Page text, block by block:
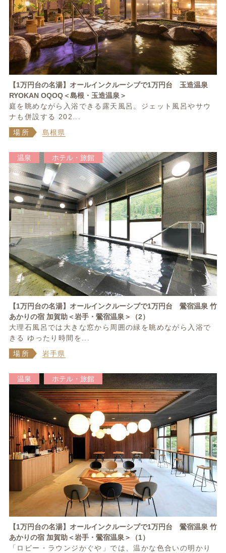
【1万円台の名湯】オールインクルーシブで1万円台 玉造温泉
RYOKAN OQOQ＜島根・玉造温泉＞
庭を眺めながら入浴できる露天風呂。ジェット風呂やサウ
ナも併設する 202...
場所
島根県
温泉 ホテル・旅館
【1万円台の名湯】オールインクルーシブで1万円台 鶯宿温泉 竹
あかりの宿 加賀助＜岩手・鶯宿温泉＞（2）
大理石風呂では大きな窓から周囲の緑を眺めながら入浴で
きる ゆったり時間を...
場所
岩手県
温泉 ホテル・旅館
【1万円台の名湯】オールインクルーシブで1万円台 鶯宿温泉 竹
あかりの宿 加賀助＜岩手・鶯宿温泉＞（1）
「ロビー・ラウンジかぐや」では、温かな色合いの明かり